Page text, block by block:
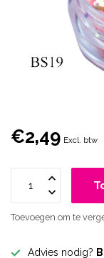
€2,49 Excl. btw
Toevoegen om te
Advies nodig?